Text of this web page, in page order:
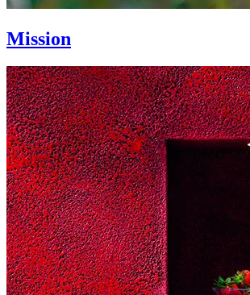
Mission